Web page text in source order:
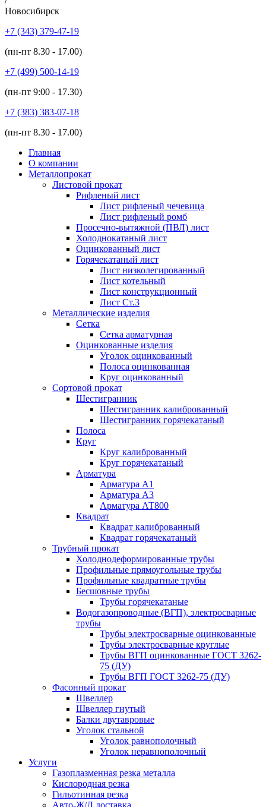
Новосибирск
+7 (343) 379-47-19
(пн-пт 8.30 - 17.00)
+7 (499) 500-14-19
(пн-пт 9:00 - 17.30)
+7 (383) 383-07-18
(пн-пт 8.30 - 17.00)
Главная
О компании
Металлопрокат
Листовой прокат
Рифленый лист
Лист рифленый чечевица
Лист рифленый ромб
Просечно-вытяжной (ПВЛ) лист
Холоднокатаный лист
Оцинкованный лист
Горячекатаный лист
Лист низколегированный
Лист котельный
Лист конструкционный
Лист Ст.3
Металлические изделия
Сетка
Сетка арматурная
Оцинкованные изделия
Уголок оцинкованный
Полоса оцинкованная
Круг оцинкованный
Сортовой прокат
Шестигранник
Шестигранник калиброванный
Шестигранник горячекатаный
Полоса
Круг
Круг калиброванный
Круг горячекатаный
Арматура
Арматура А1
Арматура А3
Арматура АТ800
Квадрат
Квадрат калиброванный
Квадрат горячекатаный
Трубный прокат
Холоднодеформированные трубы
Профильные прямоугольные трубы
Профильные квадратные трубы
Бесшовные трубы
Трубы горячекатаные
Водогазопроводные (ВГП), электросварные
трубы
Трубы электросварные оцинкованные
Трубы электросварные круглые
Трубы ВГП оцинкованные ГОСТ 3262-
75 (ДУ)
Трубы ВГП ГОСТ 3262-75 (ДУ)
Фасонный прокат
Швеллер
Швеллер гнутый
Балки двутавровые
Уголок стальной
Уголок равнополочный
Уголок неравнополочный
Услуги
Газоплазменная резка металла
Кислородная резка
Гильотинная резка
Авто-Ж/Д доставка